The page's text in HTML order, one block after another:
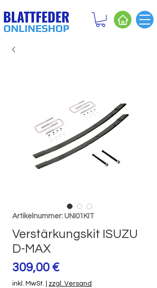
Artikelnummer: UNI01KIT
Verstärkungskit ISUZU
D-MAX
309,00 €Preis
inkl. MwSt. zzgl. Versand